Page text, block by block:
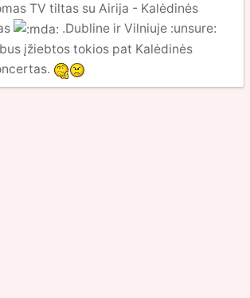
TV tiltas su Airija - Kalėdinės
.Dubline ir Vilniuje :unsure:
įžiebtos tokios pat Kalėdinės